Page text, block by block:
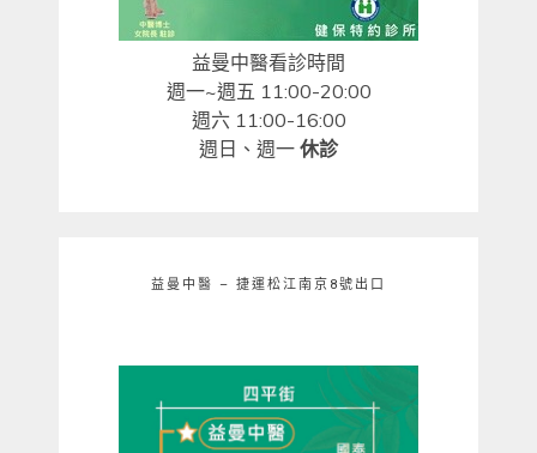
益曼中醫看診時間
週一~週五 11:00-20:00
週六 11:00-16:00
週日、週一 休診
益曼中醫 – 捷運松江南京8號出口